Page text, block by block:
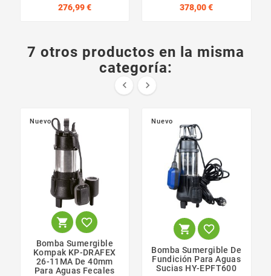
276,99 €
378,00 €
7 otros productos en la misma
categoría:
 
Nuevo
 
Bomba Sumergible
Kompak KP-DRAFEX
26-11MA De 40mm
Para Aguas Fecales
Nuevo
 
Bomba Sumergible De
Fundición Para Aguas
Sucias HY-EPFT600